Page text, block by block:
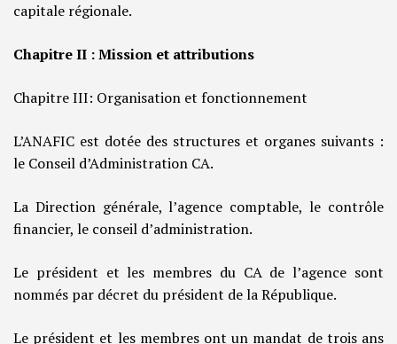
capitale régionale.
Chapitre II : Mission et attributions
Chapitre III: Organisation et fonctionnement
L’ANAFIC est dotée des structures et organes suivants :
le Conseil d’Administration CA.
La Direction générale, l’agence comptable, le contrôle
financier, le conseil d’administration.
Le président et les membres du CA de l’agence sont
nommés par décret du président de la République.
Le président et les membres ont un mandat de trois ans